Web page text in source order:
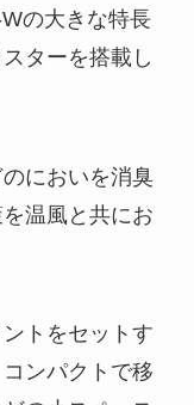
の大きな特長
ターを搭載し
においを消臭
温風と共にお
トをセットす
ンパクトで移